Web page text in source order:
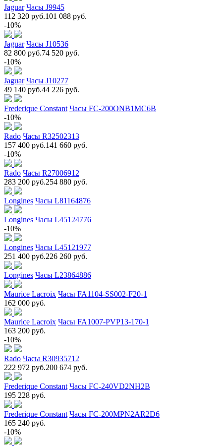
Jaguar Часы J9945
112 320 руб.101 088 руб.
-10%
Jaguar Часы J10536
82 800 руб.74 520 руб.
-10%
Jaguar Часы J10277
49 140 руб.44 226 руб.
Frederique Constant Часы FC-200ONB1MC6B
-10%
Rado Часы R32502313
157 400 руб.141 660 руб.
-10%
Rado Часы R27006912
283 200 руб.254 880 руб.
Longines Часы L81164876
Longines Часы L45124776
-10%
Longines Часы L45121977
251 400 руб.226 260 руб.
Longines Часы L23864886
Maurice Lacroix Часы FA1104-SS002-F20-1
162 000 руб.
Maurice Lacroix Часы FA1007-PVP13-170-1
163 200 руб.
-10%
Rado Часы R30935712
222 972 руб.200 674 руб.
Frederique Constant Часы FC-240VD2NH2B
195 228 руб.
Frederique Constant Часы FC-200MPN2AR2D6
165 240 руб.
-10%